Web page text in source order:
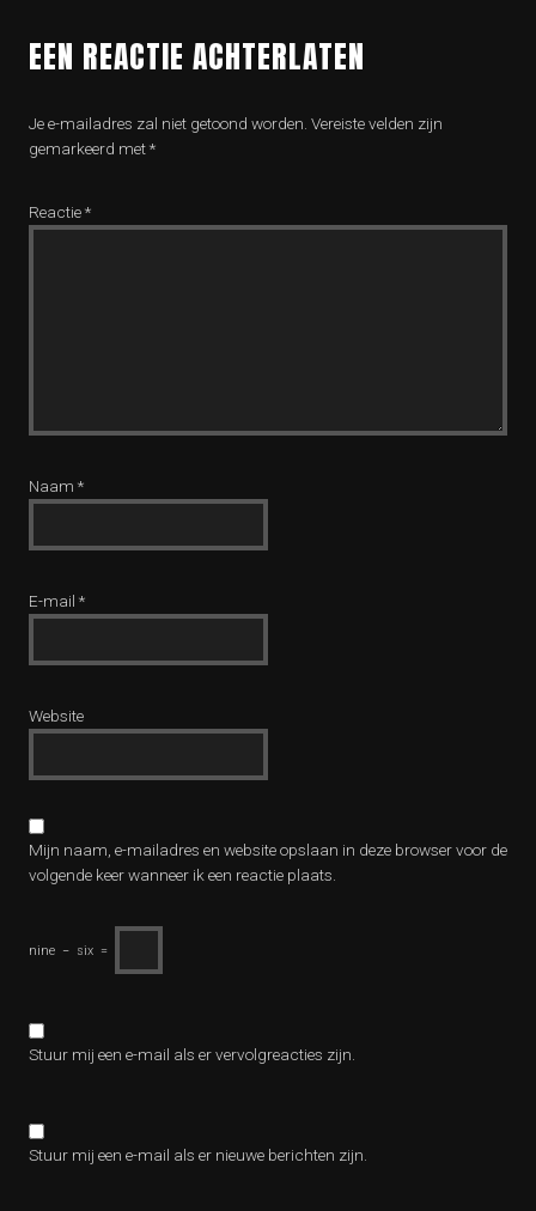
EEN REACTIE ACHTERLATEN
Je e-mailadres zal niet getoond worden. Vereiste velden zijn
gemarkeerd met*
Reactie*
Naam *
E-mail *
Website
Mijn naam, e-mailadres en website opslaan in deze browser voor de
volgende keer wanneer ik een reactie plaats.
nine − six =
Stuur mij een e-mail als er vervolgreacties zijn.
Stuur mij een e-mail als er nieuwe berichten zijn.